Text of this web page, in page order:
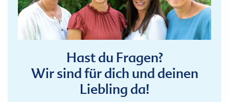
Hast du Fragen?
Wir sind für dich und deinen
Liebling da!